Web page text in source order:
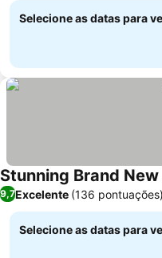
Selecione as datas para
Stunning Brand
9,7Excelente (136 pontuações)
Selecione as datas para